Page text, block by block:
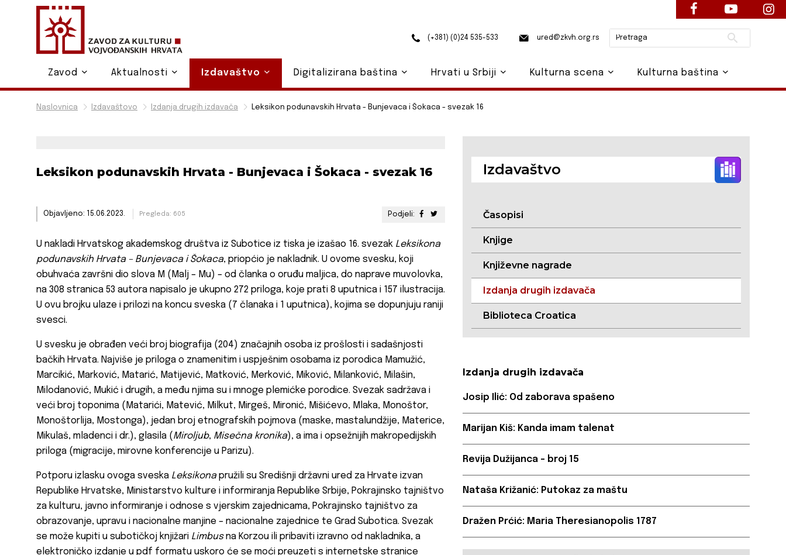
Naslovnica Izdavaštovo Izdanja drugih izdavača Leksikon podunavskih Hrvata - Bunjevaca i Šokaca - svezak 16
Leksikon podunavskih Hrvata - Bunjevaca i Šokaca - svezak 16
Podjeli:
Objavljeno: 15.06.2023. Pregleda: 605
U nakladi Hrvatskog akademskog društva iz Subotice iz tiska je izašao 16. svezak Leksikona
podunavskih Hrvata – Bunjevaca i Šokaca, priopćio je nakladnik. U ovome svesku, koji
obuhvaća završni dio slova M (Malj – Mu) – od članka o oruđu maljica, do naprave muvolovka,
na 308 stranica 53 autora napisalo je ukupno 272 priloga, koje prati 8 uputnica i 157 ilustracija.
U ovu brojku ulaze i prilozi na koncu sveska (7 članaka i 1 uputnica), kojima se dopunjuju raniji
svesci.
U svesku je obrađen veći broj biografija (204) značajnih osoba iz prošlosti i sadašnjosti
bačkih Hrvata. Najviše je priloga o znamenitim i uspješnim osobama iz porodica Mamužić,
Marcikić, Marković, Matarić, Matijević, Matković, Merković, Miković, Milanković, Milašin,
Milodanović, Mukić i drugih, a među njima su i mnoge plemićke porodice. Svezak sadržava i
veći broj toponima (Matarići, Matević, Milkut, Mirgeš, Mironić, Mišićevo, Mlaka, Monoštor,
Monoštorlija, Mostonga), jedan broj etnografskih pojmova (maske, mastalundžije, Materice,
Mikulaš, mladenci i dr.), glasila (Miroljub, Misečna kronika), a ima i opsežnijih makropedijskih
priloga (migracije, mirovne konferencije u Parizu).
Potporu izlasku ovoga sveska Leksikonapružili su Središnji državni ured za Hrvate izvan
Republike Hrvatske, Ministarstvo kulture i informiranja Republike Srbije, Pokrajinsko tajništvo
za kulturu, javno informiranje i odnose s vjerskim zajednicama, Pokrajinsko tajništvo za
obrazovanje, upravu i nacionalne manjine – nacionalne zajednice te Grad Subotica. Svezak
se može kupiti u subotičkoj knjižari Limbusna Korzou ili pribaviti izravno od nakladnika, a
elektroničko izdanje u pdf formatu uskoro će se moći preuzeti s internetske stranice
Izdavaštvo
Časopisi
Knjige
Književne nagrade
Izdanja drugih izdavača
Biblioteca Croatica
Izdanja drugih izdavača
Josip Ilić: Od zaborava spašeno
Marijan Kiš: Kanda imam talenat
Revija Dužijanca - broj 15
Nataša Križanić: Putokaz za maštu
Dražen Prćić: Maria Theresianopolis 1787
(+381) (0)24 535-533 ured@zkvh.org.rs Pretraži
Zavod Aktualnosti Izdavaštvo Digitalizirana baština Hrvati u Srbiji Kulturna scena Kulturna baština